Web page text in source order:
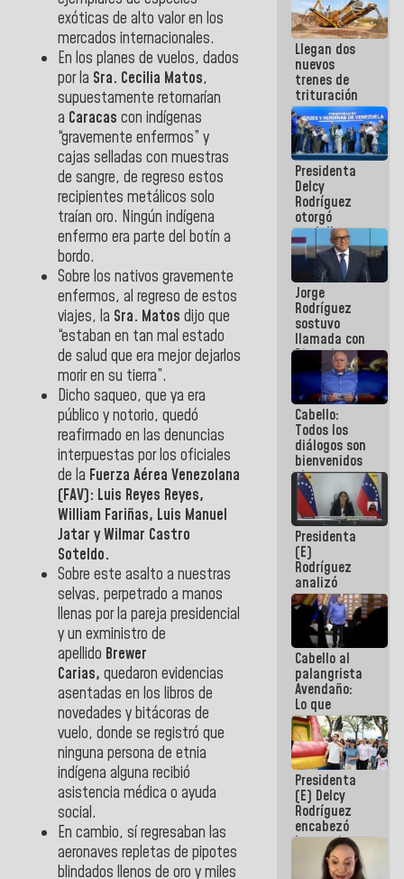
exóticas de alto valor en los
mercados internacionales.
En los planes de vuelos, dados
por la Sra. Cecilia Matos,
supuestamente retornarían
a Caracas con indígenas
“gravemente enfermos” y
cajas selladas con muestras
de sangre, de regreso estos
recipientes metálicos solo
traían oro. Ningún indígena
enfermo era parte del botín a
bordo.
Sobre los nativos gravemente
enfermos, al regreso de estos
viajes, la Sra. Matos dijo que
“estaban en tan mal estado
de salud que era mejor dejarlos
morir en su tierra”.
Dicho saqueo, que ya era
público y notorio, quedó
reafirmado en las denuncias
interpuestas por los oficiales
de la Fuerza Aérea Venezolana
(FAV): Luis Reyes Reyes,
William Fariñas, Luis Manuel
Jatar y Wilmar Castro
Soteldo.
Sobre este asalto a nuestras
selvas, perpetrado a manos
llenas por la pareja presidencial
y un exministro de
apellido Brewer
Carias, quedaron evidencias
asentadas en los libros de
novedades y bitácoras de
vuelo, donde se registró que
ninguna persona de etnia
indígena alguna recibió
asistencia médica o ayuda
social.
En cambio, sí regresaban las
aeronaves repletas de pipotes
blindados llenos de oro y miles
que escribes
porque lo
que haces
es
embarrarla
Llegan dos
nuevos
trenes de
trituración
para
optimizar
manejo de
escombros
en La Guaira
Presidenta
Delcy
Rodríguez
otorgó
medalla
"Héroe de
Venezuela"
a servidores
públicos
Jorge
Rodríguez
sostuvo
llamada con
Dinorah
Figuera y
acuerdan
primer
encuentro
presencial
para el
diálogo
Cabello:
Todos los
diálogos son
bienvenidos
siempre que
estén en el
marco de la
Constitución
de la
República
Presidenta
(E)
Rodríguez
analizó
junto a
gobernadores
planes de
recuperación
del Sistema
Eléctrico
Nacional
Cabello al
palangrista
Avendaño:
Lo que
vayas a
escribir
hazlo hoy
por que no
sabemos si
la semana
que viene
hay
programa
Presidenta
(E) Delcy
Rodríguez
encabezó
lanzamiento
del Plan
Nacional de